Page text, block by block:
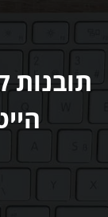
תובנות